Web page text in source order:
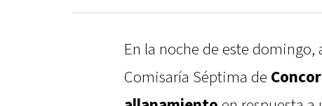
En la noche de este domingo,
Comisaría Séptima de